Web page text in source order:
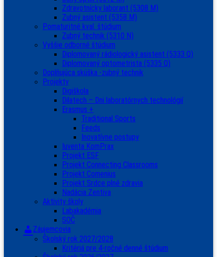
Zdravotnícky laborant (5308 M)
Zubný asistent (5358 M)
Pomaturitné kval. štúdium
Zubný technik (5310 N)
Vyššie odborné štúdium
Diplomovaný rádiologický asistent (5333 Q)
Diplomovaný optometrista (5335 Q)
Doplňujúca skúška -zubný technik
Projekty
Digiškola
Dilatech – Dni laboratórnych technológií
Erasmus +
Traditional Sports
Feeds
Inovatívne postupy
Iuventa KomPrax
Projekt ESF
Projekt Connecting Classrooms
Projekt Comenius
Projekt Srdce plné zdravia
Nadácia Zentiva
Aktivity školy
Labakadémia
SOČ
Záujemcovia
Školský rok 2027/2028
Kritériá pre 4-ročné denné štúdium